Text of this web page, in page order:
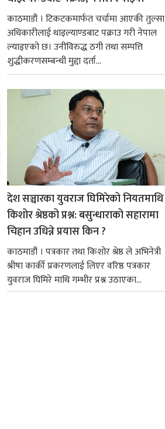
काठमाडौं । टिकटकमार्फत चर्चामा आएकी तुल्सा
अधिकारीलाई थाइल्याण्डबाट पक्राउ गरी नेपाल
ल्याइएको छ। उनीविरुद्ध ठगी तथा सम्पत्ति
शुद्धीकरणसम्बन्धी मुद्दा दर्ता...
देश सञ्चारका युवराज घिमिरेको नियतमाथि
किशोर श्रेष्ठको प्रश्न: बसुन्धाराको सहारामा
चिहान उधिन्ने प्रयास किन ?
काठमाडौं । पत्रकार तथा किशोर श्रेष्ठ ले अभिनेत्री
श्रीषा कार्की प्रकरणलाई लिएर वरिष्ठ पत्रकार
युवराज घिमिरे माथि गम्भीर प्रश्न उठाएका...